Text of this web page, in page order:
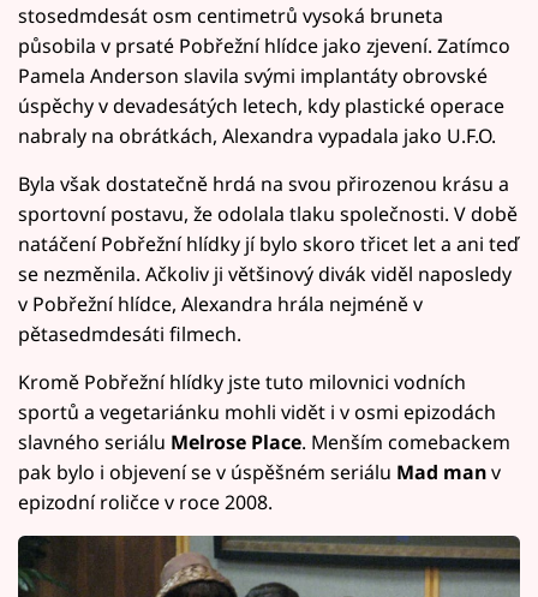
stosedmdesát osm centimetrů vysoká bruneta
působila v prsaté Pobřežní hlídce jako zjevení. Zatímco
Pamela Anderson slavila svými implantáty obrovské
úspěchy v devadesátých letech, kdy plastické operace
nabraly na obrátkách, Alexandra vypadala jako U.F.O.
Byla však dostatečně hrdá na svou přirozenou krásu a
sportovní postavu, že odolala tlaku společnosti. V době
natáčení Pobřežní hlídky jí bylo skoro třicet let a ani teď
se nezměnila. Ačkoliv ji většinový divák viděl naposledy
v Pobřežní hlídce, Alexandra hrála nejméně v
pětasedmdesáti filmech.
Kromě Pobřežní hlídky jste tuto milovnici vodních
sportů a vegetariánku mohli vidět i v osmi epizodách
slavného seriálu Melrose Place. Menším comebackem
pak bylo i objevení se v úspěšném seriálu Mad manv
epizodní roličce v roce 2008.